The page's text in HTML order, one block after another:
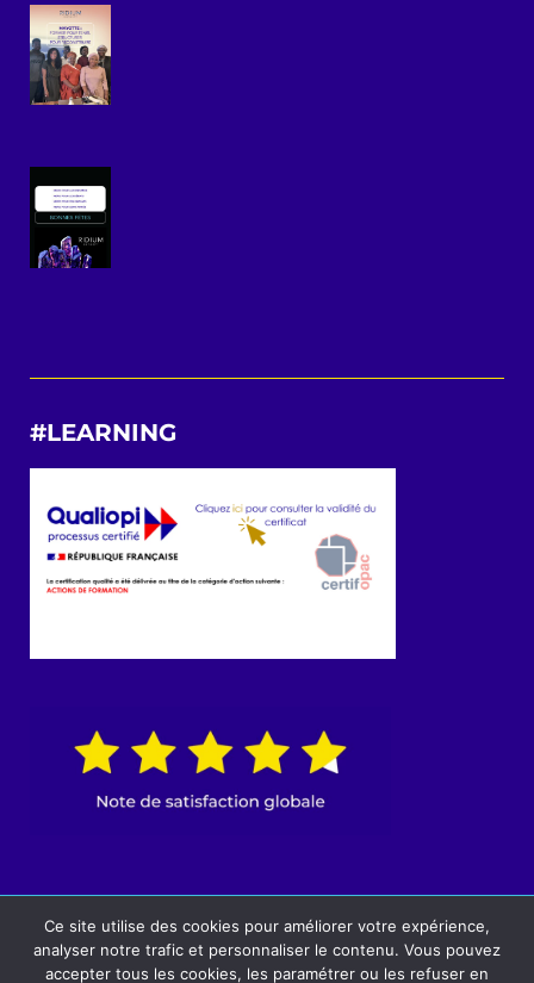
#LEARNING
© 2022 IRIDIUM Concept | Site réalisé par
agencebam.fr
Mentions légales I CGV
Ce site utilise des cookies pour améliorer votre expérience,
analyser notre trafic et personnaliser le contenu. Vous pouvez
accepter tous les cookies, les paramétrer ou les refuser en